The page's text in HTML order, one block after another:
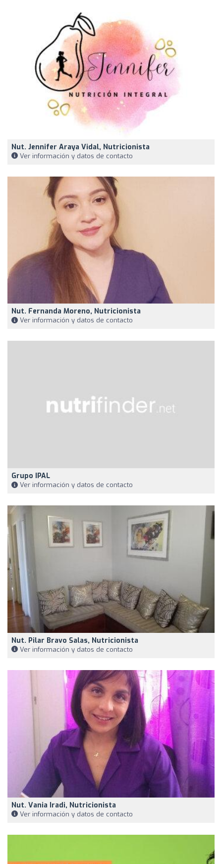
Nut. Jennifer Araya Vidal, Nutricionista
Ver información y datos de contacto
Nut. Fernanda Moreno, Nutricionista
Ver información y datos de contacto
Grupo IPAL
Ver información y datos de contacto
Nut. Pilar Bravo Salas, Nutricionista
Ver información y datos de contacto
Nut. Vania Iradi, Nutricionista
Ver información y datos de contacto